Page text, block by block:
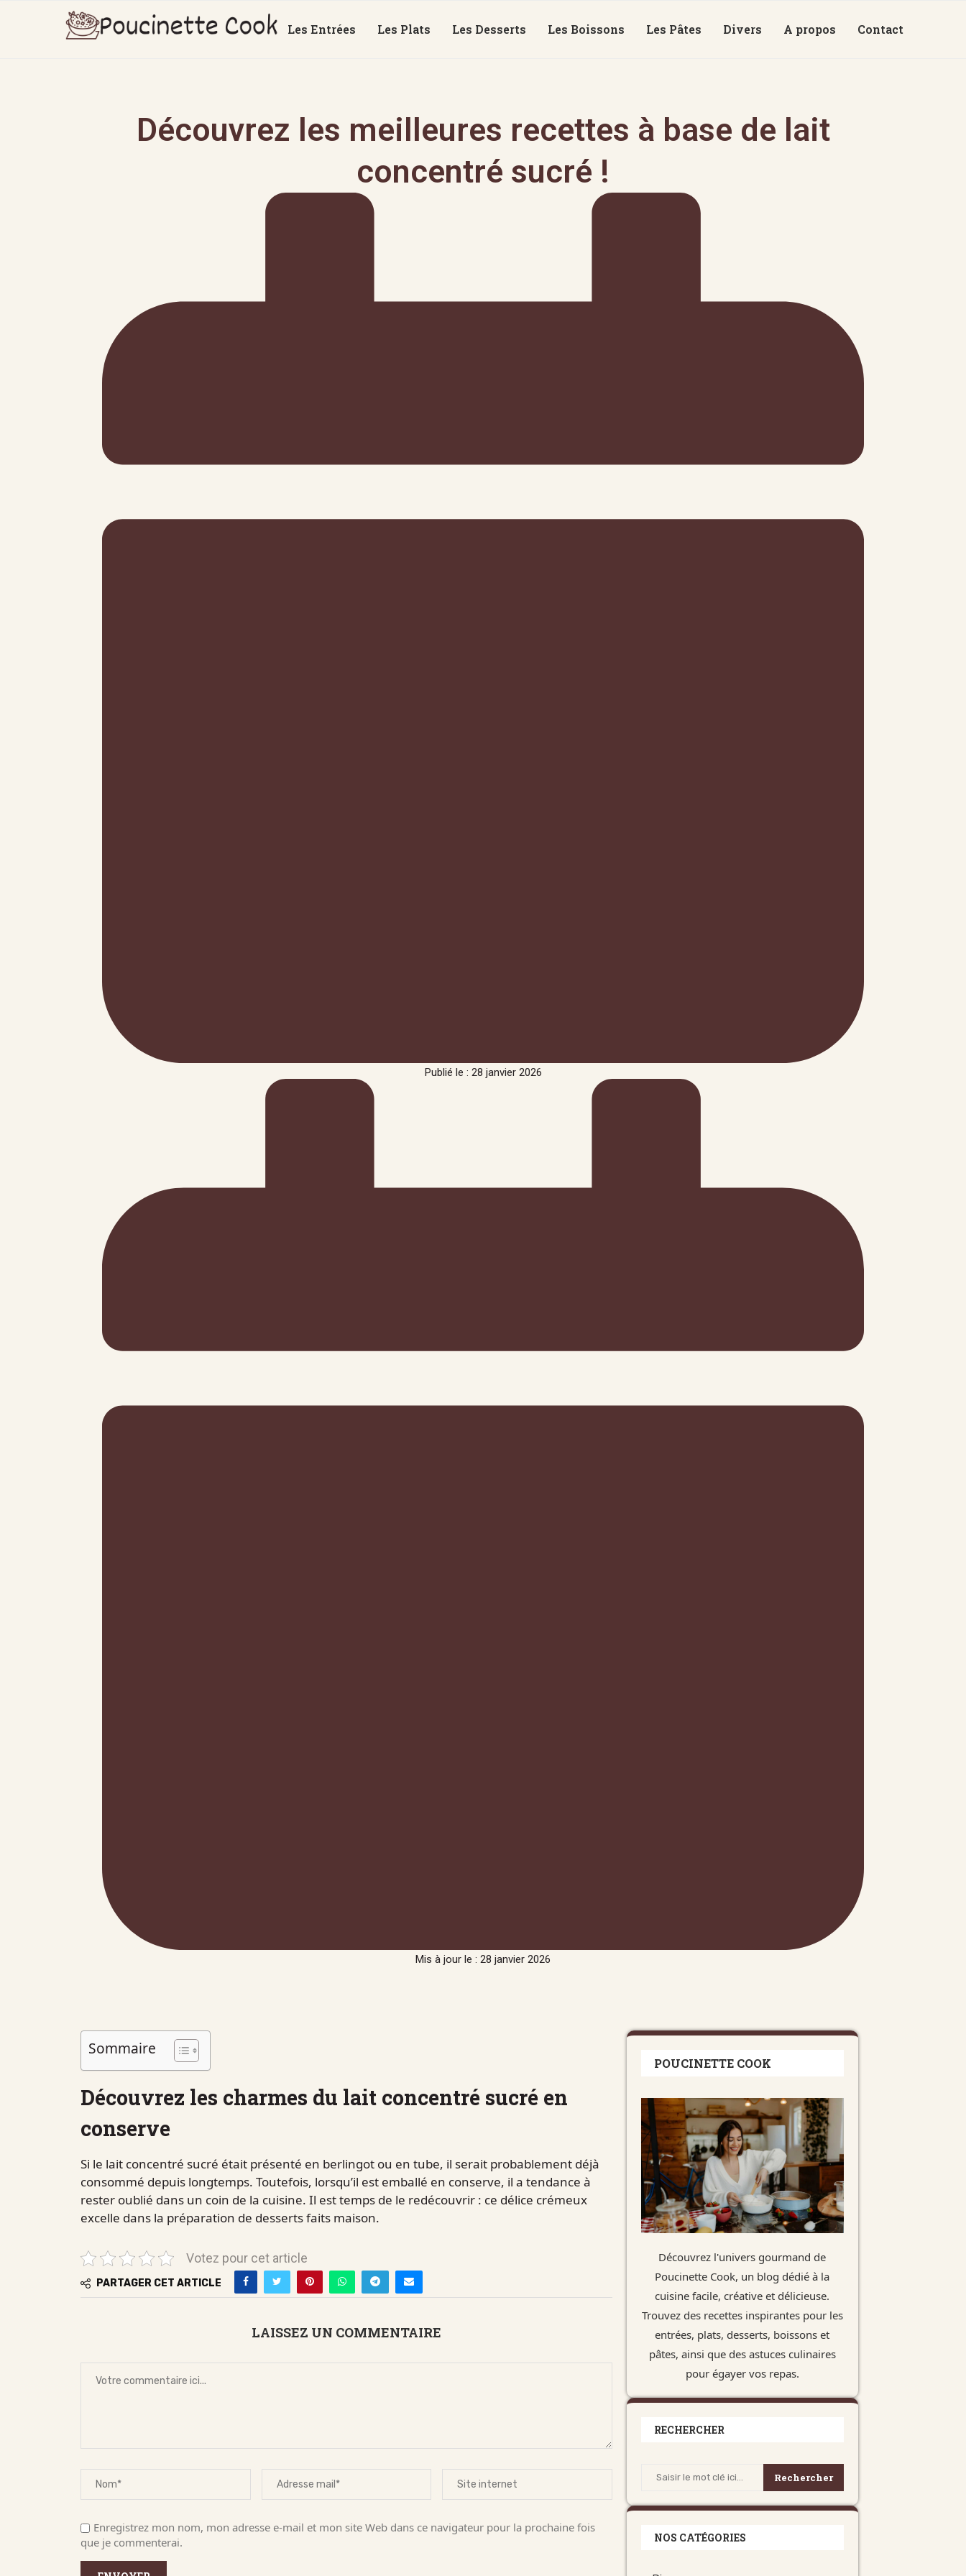
Les Entrées Les Plats Les Desserts Les Boissons Les Pâtes Divers A propos Contact
Découvrez les meilleures recettes à base de lait
concentré sucré !
Publié le : 28 janvier 2026
Mis à jour le : 28 janvier 2026
Sommaire
Découvrez les charmes du lait concentré sucré en
conserve
Si le lait concentré sucré était présenté en berlingot ou en tube, il serait probablement déjà
consommé depuis longtemps. Toutefois, lorsqu’il est emballé en conserve, il a tendance à
rester oublié dans un coin de la cuisine. Il est temps de le redécouvrir : ce délice crémeux
excelle dans la préparation de desserts faits maison.
Votez pour cet article
PARTAGER CET ARTICLE
LAISSEZ UN COMMENTAIRE
Enregistrez mon nom, mon adresse e-mail et mon site Web dans ce navigateur pour la prochaine fois
que je commenterai.
POUCINETTE COOK
Découvrez l'univers gourmand de
Poucinette Cook, un blog dédié à la
cuisine facile, créative et délicieuse.
Trouvez des recettes inspirantes pour les
entrées, plats, desserts, boissons et
pâtes, ainsi que des astuces culinaires
pour égayer vos repas.
RECHERCHER
Rechercher
NOS CATÉGORIES